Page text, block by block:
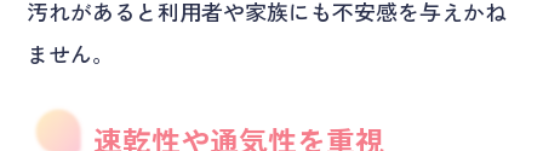
汚れがあると利用者や家族にも不安感を与えかね
ません。
速乾性や通気性を重視